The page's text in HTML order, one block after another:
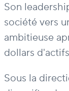
Son
société vers
ambitieuse
dollars
Sous la